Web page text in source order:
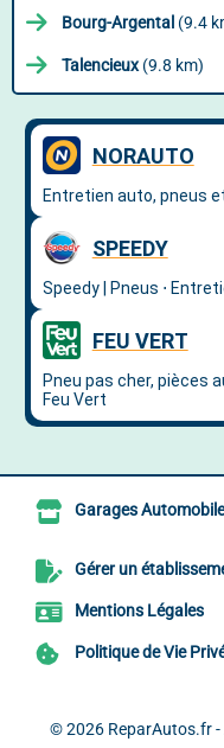
Bourg-Argental (9.4
Talencieux(9.8 km)
Garages
Gérer un
Mentions Légales
Politique de Vie
© 2026 ReparAutos.fr